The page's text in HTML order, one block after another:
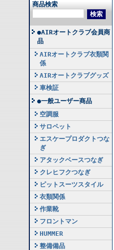
商品検索
●AIRオートクラブ会員商
品
AIRオートクラブ衣類関
係
AIRオートクラブグッズ
車検証
●一般ユーザー商品
空調服
サロペット
エスケープロダクトつな
ぎ
アタックベースつなぎ
クレヒフクつなぎ
ピットスーツスタイル
衣類関係
作業靴
フロントマン
HUMMER
整備備品